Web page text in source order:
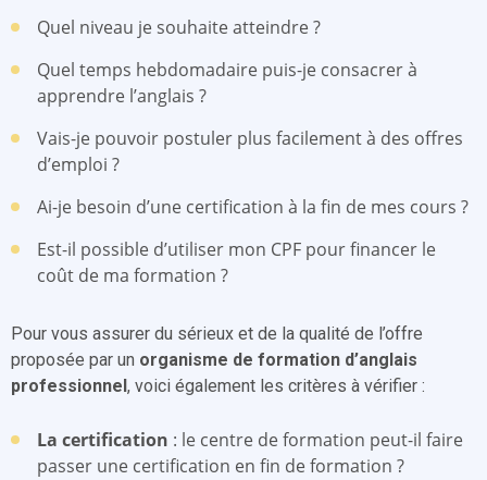
Quel niveau je souhaite atteindre ?
Quel temps hebdomadaire puis-je consacrer à
apprendre l’anglais ?
Vais-je pouvoir postuler plus facilement à des offres
d’emploi ?
Ai-je besoin d’une certification à la fin de mes cours ?
Est-il possible d’utiliser mon CPF pour financer le
coût de ma formation ?
Pour vous assurer du sérieux et de la qualité de l’offre
proposée par un organisme de formation d’anglais
professionnel , voici également les critères à vérifier :
La certification : le centre de formation peut-il faire
passer une certification en fin de formation ?